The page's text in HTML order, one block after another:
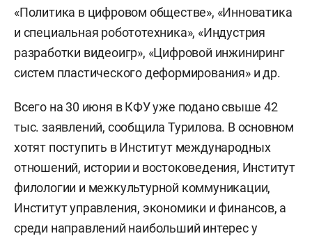
«Политика в цифровом обществе», «Инноватика
и специальная робототехника», «Индустрия
разработки видеоигр», «Цифровой инжиниринг
систем пластического деформирования» и др.
Всего на 30 июня в КФУ уже подано свыше 42
тыс. заявлений, сообщила Турилова. В основном
хотят поступить в Институт международных
отношений, истории и востоковедения, Институт
филологии и межкультурной коммуникации,
Институт управления, экономики и финансов, а
среди направлений наибольший интерес у